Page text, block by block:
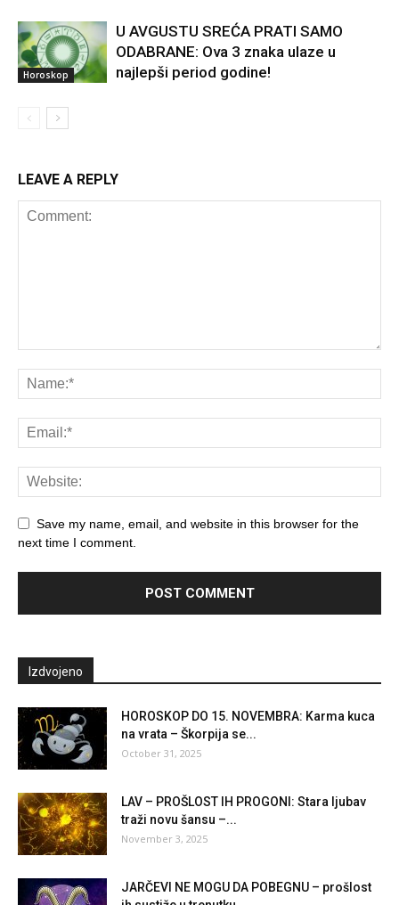
Horoskop
U AVGUSTU SREĆA PRATI SAMO
ODABRANE: Ova 3 znaka ulaze u
najlepši period godine!
LEAVE A REPLY
Save my name, email, and website in this browser for the
next time I comment.
Izdvojeno
HOROSKOP DO 15. NOVEMBRA: Karma kuca
na vrata – Škorpija se...
October 31, 2025
LAV – PROŠLOST IH PROGONI: Stara ljubav
traži novu šansu –...
November 3, 2025
JARČEVI NE MOGU DA POBEGNU – prošlost